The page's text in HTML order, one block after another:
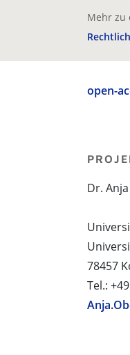
Mehr zu
open-
Dr.
78457
Tel.: